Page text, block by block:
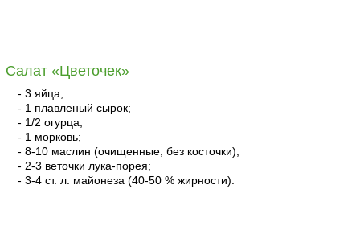
Салат «Цветочек»
- 3 яйца;
- 1 плавленый сырок;
- 1/2 огурца;
- 1 морковь;
- 8-10 маслин (очищенные, без косточки);
- 2-3 веточки лука-порея;
- 3-4 ст. л. майонеза (40-50 % жирности).